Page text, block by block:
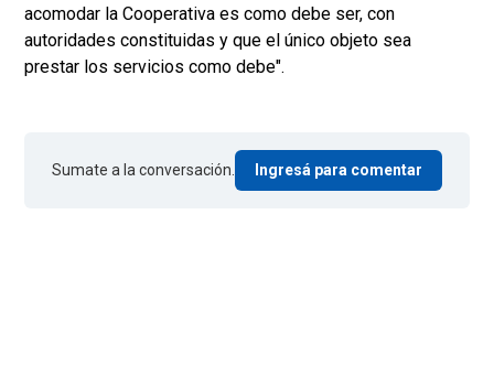
acomodar la Cooperativa es como debe ser, con
autoridades constituidas y que el único objeto sea
prestar los servicios como debe".
Sumate a la conversación. Ingresá para comentar